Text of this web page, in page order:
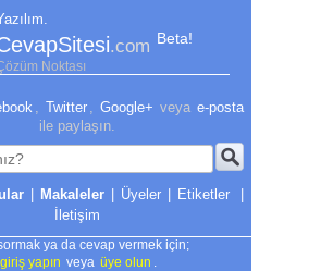
.com Beta!
Noktası
Twitter Google+ veya e-posta
ile paylaşın.
| Makaleler | Üyeler | Etiketler
|
İletişim
ya da cevap vermek için;
giriş yapın veya üye olun